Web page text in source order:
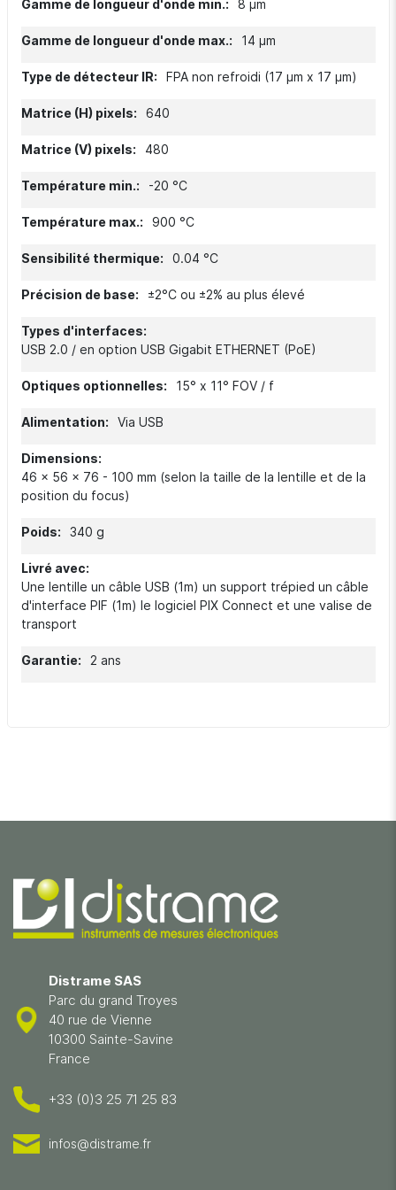
8 µm
14 µm
FPA non refroidi (17 µm x 17 µm)
640
480
-20 °C
900 °C
0.04 °C
±2°C ou ±2% au plus élevé
USB 2.0 / en option USB Gigabit ETHERNET (PoE)
15° x 11° FOV / f
Via USB
46 x 56 x 76 - 100 mm (selon la taille de la lentille et de la
position du focus)
340 g
Une lentille un câble USB (1m) un support trépied un câble
d'interface PIF (1m) le logiciel PIX Connect et une valise de
transport
2 ans
Distrame SAS
Parc du grand Troyes
40 rue de Vienne
10300 Sainte-Savine
France
+33 (0)3 25 71 25 83
infos@distrame.fr